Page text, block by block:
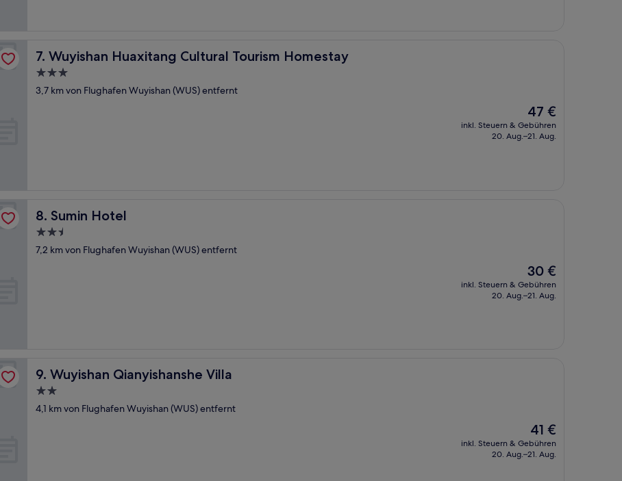
7. Wuyishan Huaxitang Cultural Tourism Homestay
Wuyishan Huaxitang Cultural Tourism Homestay
3.0-
Sterne-
3,7 km von Flughafen Wuyishan (WUS) entfernt
Der
Preis
beträgt
47 €
inkl. Steuern & Gebühren
20. Aug.–21. Aug.
8. Sumin Hotel
Sumin Hotel
2.5-
Sterne-
7,2 km von Flughafen Wuyishan (WUS) entfernt
Der
Preis
beträgt
30 €
inkl. Steuern & Gebühren
20. Aug.–21. Aug.
9. Wuyishan Qianyishanshe Villa
Wuyishan Qianyishanshe Villa
2.0-
Sterne-
4,1 km von Flughafen Wuyishan (WUS) entfernt
Der
Preis
beträgt
41 €
inkl. Steuern & Gebühren
20. Aug.–21. Aug.